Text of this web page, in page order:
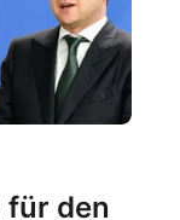
für den